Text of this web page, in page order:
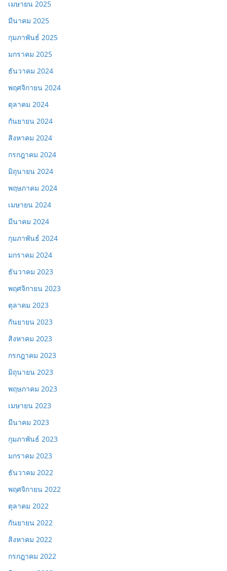
เมษายน 2025
มีนาคม 2025
กุมภาพันธ์ 2025
มกราคม 2025
ธันวาคม 2024
พฤศจิกายน 2024
ตุลาคม 2024
กันยายน 2024
สิงหาคม 2024
กรกฎาคม 2024
มิถุนายน 2024
พฤษภาคม 2024
เมษายน 2024
มีนาคม 2024
กุมภาพันธ์ 2024
มกราคม 2024
ธันวาคม 2023
พฤศจิกายน 2023
ตุลาคม 2023
กันยายน 2023
สิงหาคม 2023
กรกฎาคม 2023
มิถุนายน 2023
พฤษภาคม 2023
เมษายน 2023
มีนาคม 2023
กุมภาพันธ์ 2023
มกราคม 2023
ธันวาคม 2022
พฤศจิกายน 2022
ตุลาคม 2022
กันยายน 2022
สิงหาคม 2022
กรกฎาคม 2022